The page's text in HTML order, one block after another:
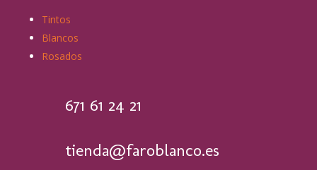
Tintos
Blancos
Rosados
671 61 24 21
tienda@faroblanco.es